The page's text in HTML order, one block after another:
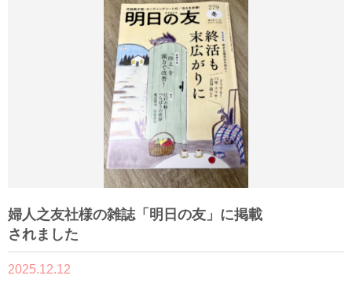
婦人之友社様の雑誌「明日の友」に掲載
されました
2025.12.12